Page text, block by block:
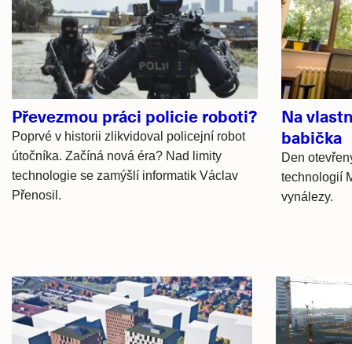
články
Převezmou práci policie roboti?
Poprvé v historii zlikvidoval policejní robot
útočníka. Začíná nová éra? Nad limity
technologie se zamýšlí informatik Václav
Přenosil.
Na
babička
Den
technologií
vynálezy.
Hlavní
novinky